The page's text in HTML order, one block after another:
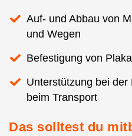
Auf- und Abbau von
und Wegen
Befestigung von
Unterstützung bei
beim Transport
Das solltest du